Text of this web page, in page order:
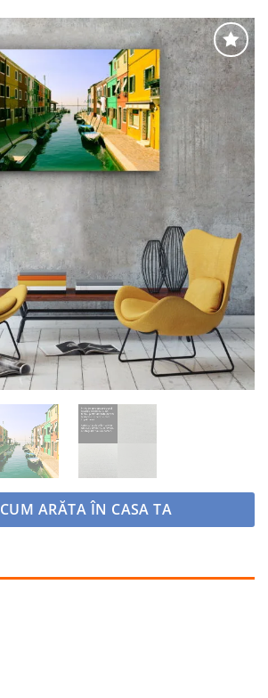
Adaugă
la
favorite
ARĂTA ÎN CASA TA